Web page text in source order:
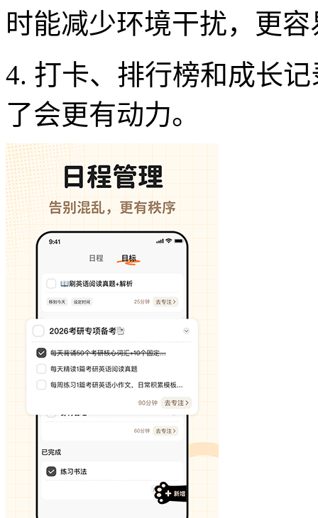
时能减少环境干扰，更
4. 打卡、排行榜和成长
了会更有动力。